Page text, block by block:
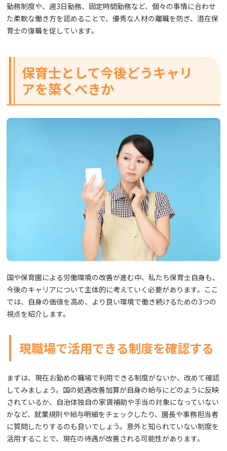
勤務制度や、週3日勤務、固定時間勤務など、個々の事情に合わせ
た柔軟な働き方を認めることで、優秀な人材の離職を防ぎ、潜在保
育士の復職を促しています。
保育士として今後どうキャリ
アを築くべきか
国や保育園による労働環境の改善が進む中、私たち保育士自身も、
今後のキャリアについて主体的に考えていく必要があります。ここ
では、自身の価値を高め、より良い環境で働き続けるための3つの
視点を紹介します。
現職場で活用できる制度を確認する
まずは、現在お勤めの職場で利用できる制度がないか、改めて確認
してみましょう。国の処遇改善加算が自身の給与にどのように反映
されているか、自治体独自の家賃補助や手当の対象になっていない
かなど、就業規則や給与明細をチェックしたり、園長や事務担当者
に質問したりするのも良いでしょう。意外と知られていない制度を
活用することで、現在の待遇が改善される可能性があります。